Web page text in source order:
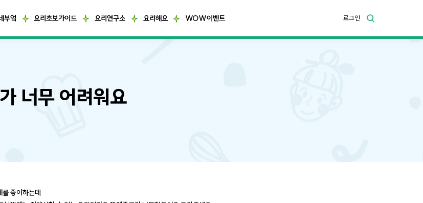
부엌 요리초보가이드 요리연구소 요리해요 WOW이벤트 로그인
너무 어려워요
좋아하는데